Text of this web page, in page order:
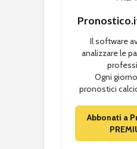
Il software
analizzare le
Ogni
pronostici
Abbonati a